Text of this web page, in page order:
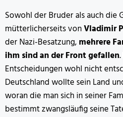
Sowohl der Bruder als auch die
mütterlicherseits vonVladimir
der Nazi-Besatzung, mehrere
ihm sind an der Front gefallen
Entscheidungen wohl nicht
Deutschland wollte sein Land
woran die man sich in seiner
bestimmt zwangsläufig seine